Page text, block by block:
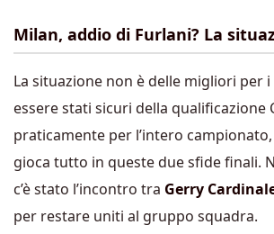
Milan, addio di Furlani? La
La situazione non è delle migliori per
essere stati sicuri della qualificazione
praticamente per l’intero
gioca tutto in queste due sfide finali.
c’è stato l’incontro tra Gerry
per restare uniti al gruppo squadra.